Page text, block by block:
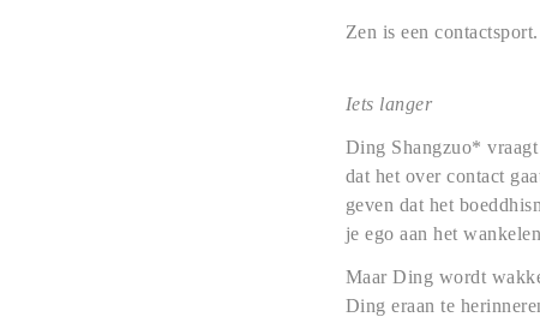
Zen is een contactsport.
Iets langer
Ding Shangzuo*
dat het over contact
geven dat het
je ego aan het
Maar Ding wordt
Ding eraan te